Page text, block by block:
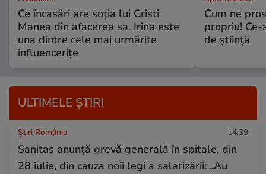
Ce încasări are soția lui Cristi
Manea din afacerea sa. Irina este
una dintre cele mai urmărite
influencerițe
Cum ne
propriu!
de știință
ULTIMELE ȘTIRI
Știri România 14:39
Sanitas anunță grevă generală în spitale, din
28 iulie, din cauza noii legi a salarizării: „Au